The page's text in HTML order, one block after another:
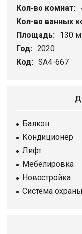
Кол-во комнат:
Кол-во ванных
Площадь: 130
Год: 2020
Код: SA4-667
Балкон
Кондиционер
Лифт
Мебелировка
Новостройка
Система охраны